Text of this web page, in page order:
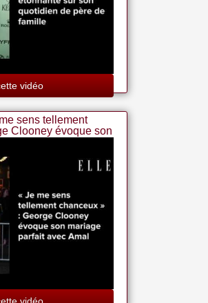
vidéo
sens tellement
Clooney évoque son